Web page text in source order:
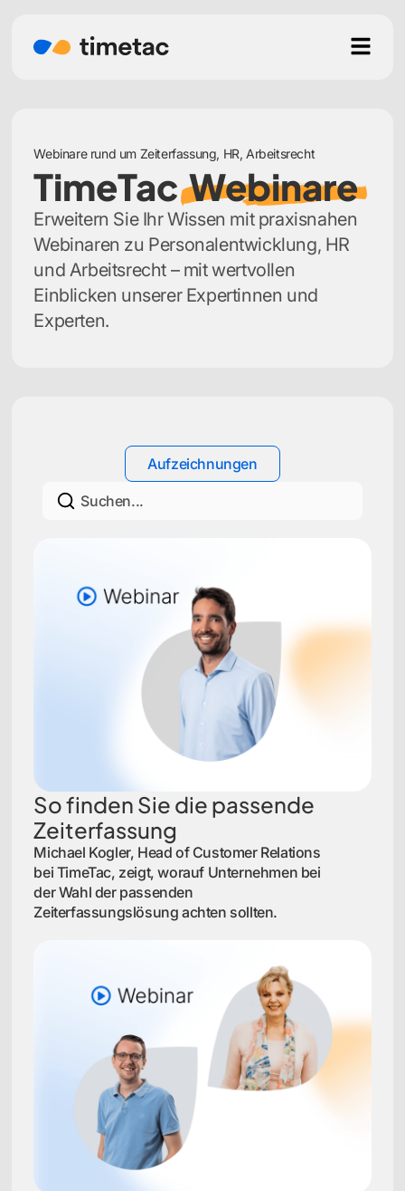
TimeTacWebinare
Erweitern Sie Ihr Wissen mit praxisnahen
Webinaren zu Personalentwicklung, HR
und Arbeitsrecht – mit wertvollen
Einblicken unserer Expertinnen und
Experten.
Webinare rund um Zeiterfassung, HR, Arbeitsrecht
Aufzeichnungen
So finden Sie die passende
Zeiterfassung
Michael Kogler, Head of Customer Relations
bei TimeTac, zeigt, worauf Unternehmen bei
der Wahl der passenden
Zeiterfassungslösung achten sollten.